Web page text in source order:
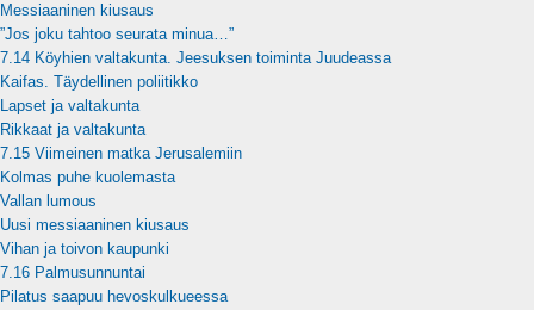
Messiaaninen kiusaus
”Jos joku tahtoo seurata minua…”
7.14 Köyhien valtakunta. Jeesuksen toiminta Juudeassa
Kaifas. Täydellinen poliitikko
Lapset ja valtakunta
Rikkaat ja valtakunta
7.15 Viimeinen matka Jerusalemiin
Kolmas puhe kuolemasta
Vallan lumous
Uusi messiaaninen kiusaus
Vihan ja toivon kaupunki
7.16 Palmusunnuntai
Pilatus saapuu hevoskulkueessa